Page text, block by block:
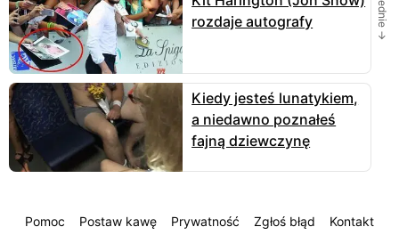
rozdaje autografy
Kiedy jesteś lunatykiem,
a niedawno poznałeś
fajną dziewczynę
Pomoc Postaw kawę Prywatność Zgłoś błąd Kontakt